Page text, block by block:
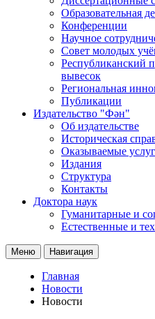
Образовательная
Конференции
Научное
Совет молодых
Республиканский
вывесок
Региональная
Публикации
Издательство "Фән"
Об издательстве
Историческая
Оказываемые
Издания
Структура
Контакты
Доктора наук
Гуманитарные и
Естественные и
Меню Навигация
Главная
Новости
Новости